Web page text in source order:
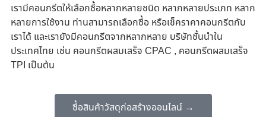
เรามีคอนกรีตให้เลือกซื้อหลากหลายชนิด หลากหลายประเภท หลาก
หลายการใช้งาน ท่านสามารถเลือกซื้อ หรือเช็คราคาคอนกรีตกับ
เราได้ และเรายังมีคอนกรีตจากหลากหลาย บริษัทชั้นนำใน
ประเทศไทย เช่น คอนกรีตผสมเสร็จ CPAC , คอนกรีตผสมเสร็จ
TPI เป็นต้น
ซื้อสินค้าวัสดุก่อสร้างออนไลน์ →